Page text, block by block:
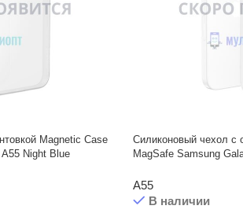
Magnetic Case
Night Blue
Силиконовый чехол с
MagSafe Samsung
A55
В наличии